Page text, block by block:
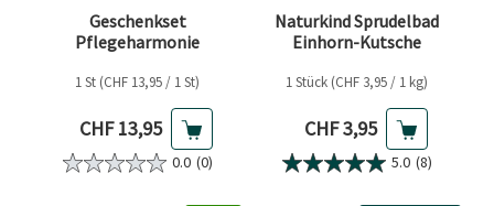
Geschenkset
Pflegeharmonie
1 St (CHF 13,95 / 1 St)
Aktueller Preis
CHF 13,95
0.0 (0)
Naturkind Sprudelbad
Einhorn-Kutsche
1 Stück (CHF 3,95 / 1 kg)
Aktueller Preis
CHF 3,95
5.0 (8)